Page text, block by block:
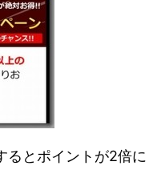
るとポイントが2倍に